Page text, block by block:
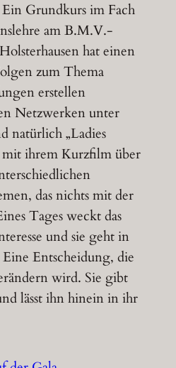
Grundkurs im Fach
am B.M.V.-
hat einen
zum Thema
erstellen
Netzwerken unter
natürlich „Ladies
ihrem Kurzfilm über
das nichts mit der
Tages weckt das
und sie geht in
Entscheidung, die
wird. Sie gibt
lässt ihn hinein in ihr